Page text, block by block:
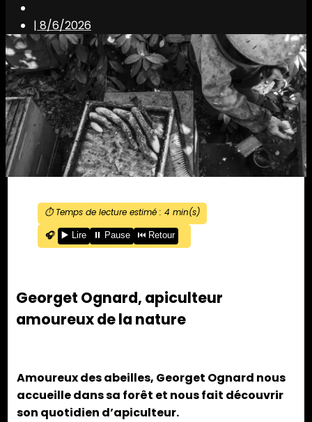
| 8/6/2026
⏱️ Temps de lecture estimé : 4 min(s)
🎧
▶️ Lire ⏸️ Pause ⏮️ Retour
Georget Ognard, apiculteur
amoureux de la nature
Amoureux des abeilles, Georget Ognard nous
accueille dans sa forêt et nous fait découvrir
son quotidien d’apiculteur.